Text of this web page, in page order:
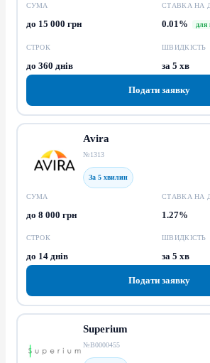
СУМА
до 15 000 грн
СТАВКА НА
0.01% для
СТРОК
до 360 днів
ШВИДКІСТЬ
за 5 хв
Подати заявку
Avira
№1313
За 5 хвилин
СУМА
до 8 000 грн
СТАВКА НА
1.27%
СТРОК
до 14 днів
ШВИДКІСТЬ
за 5 хв
Подати заявку
Superium
№В0000455